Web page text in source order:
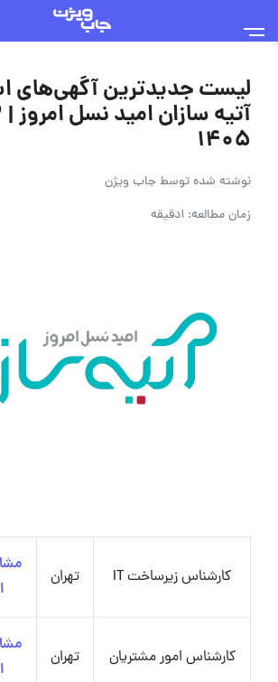
لیست جدیدترین آگهی‌های
۱۴۰۵
نوشته شده توسطجاب ویژن
زمان مطالعه: 1دقیقه
کارشناس زیرساخت IT تهران
کارشناس امور مشتریان تهران